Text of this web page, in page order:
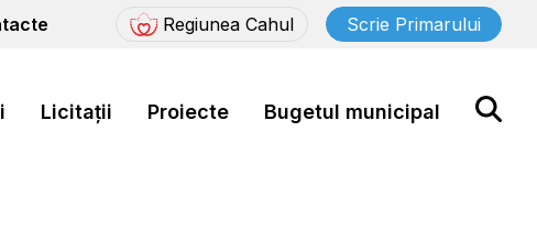
Regiunea Cahul Scrie Primarului
Licitații Proiecte Bugetul municipal